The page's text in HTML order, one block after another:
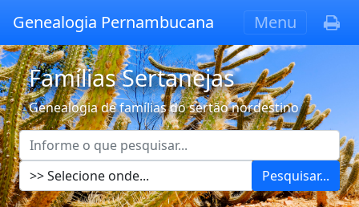
Genealogia Pernambucana Menu
Famílias Sertanejas
Genealogia de famílias do sertão nordestino
Pesquisar...